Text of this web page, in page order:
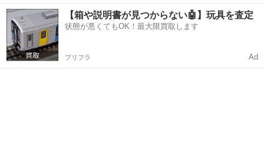
募集しています。 未経験の方も大歓迎です。経験者は優遇します。 未
経験者日給11000円 経験者日給13000円～応相談 職長/現場を任せられ
る方...
埼玉 草加市 内装職人 建具
【箱や説明書が見つからない🤖】玩具を査定
状態が悪くてもOK！最大限買取します
プリフラ Ad